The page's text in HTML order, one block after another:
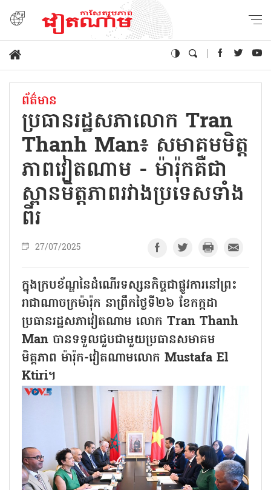
ព័ត៌មាន
ប្រធានរដ្ឋសភាលោក Tran
Thanh Man៖ សមាគមមិត្ត
ភាពវៀតណាម - ម៉ារ៉ុកគឺជា
ស្ពានមិត្តភាពរវាងប្រទេសទាំង
ពីរ
27/07/2025
ក្នុងក្របខ័ណ្ឌនៃដំណើរទស្សនកិច្ចជាផ្លូវការនៅព្រះ
រាជាណាចក្រម៉ារ៉ុក នាព្រឹកថ្ងៃទី២៦ ខែកក្កដា
ប្រធានរដ្ឋសភាវៀតណាម លោក Tran Thanh
Man បានទទួលជួបជាមួយប្រធានសមាគម
មិត្តភាព ម៉ារ៉ុក-វៀតណាមលោក Mustafa El
Ktiri។